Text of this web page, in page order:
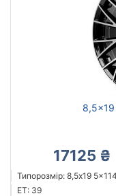
8,5x19
17125 ₴
Типорозмір: 8,5x19
ET: 39